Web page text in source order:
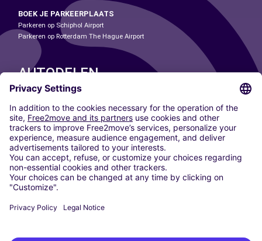
BOEK JE PARKEERPLAATS
Parkeren op Schiphol Airport
Parkeren op Rotterdam The Hague Airport
AUTODELEN
ONZE STEDEN
Paris
Madrid
Washington DC
Milaan
Rome
Turijn
Wenen
Berlijn
Düsseldorf